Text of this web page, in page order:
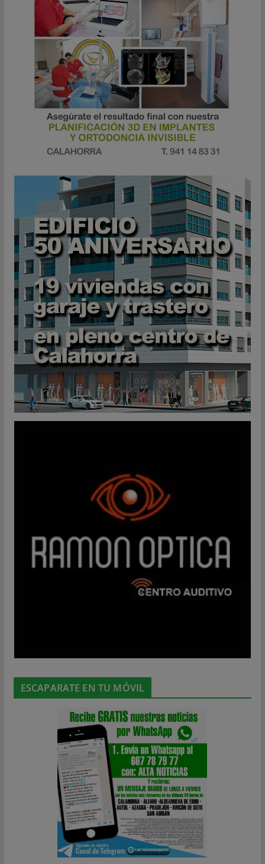
ESCAPARATE EN TU MÓVIL